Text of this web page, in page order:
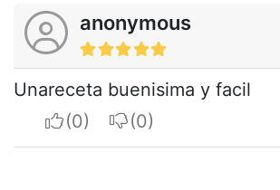
anonymous
Unareceta buenisima y facil
I apreciateI do not appreciate